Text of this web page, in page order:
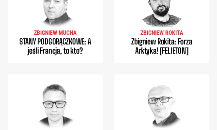
ZBIGNIEW MUCHA
STANY PODGORĄCZKOWE: A
jeśli Francja, to kto?
ZBIGNIEW ROKITA
Zbigniew Rokita: Forza
Arktyka! [FELIETON]